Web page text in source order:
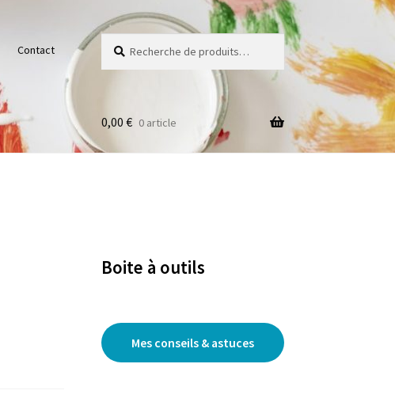
Contact
pour :
0,00 € 0 article
Boite à outils
Mes conseils & astuces